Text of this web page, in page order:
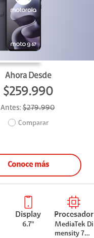
Ahora Desde
$259.990
Antes: $279.990
Comparar
Conoce más
Display
6.7"
Procesador
MediaTek Di
mensity 706